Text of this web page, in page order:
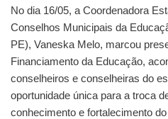
No dia 16/05, a Coordenadora
Conselhos Municipais da
PE), Vaneska Melo, marcou
Financiamento da Educação,
conselheiros e conselheiras do
oportunidade única para a troca
conhecimento e fortalecimento